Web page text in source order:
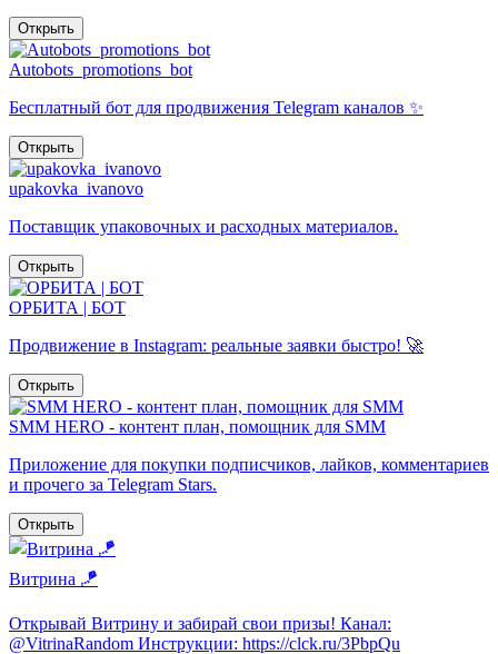
Открыть
Autobots_promotions_bot
Бесплатный бот для продвижения Telegram каналов ✨
Открыть
upakovka_ivanovo
Поставщик упаковочных и расходных материалов.
Открыть
ОРБИТА | БОТ
Продвижение в Instagram: реальные заявки быстро! 🚀
Открыть
SMM HERO - контент план, помощник для SMM
Приложение для покупки подписчиков, лайков, комментариев
и прочего за Telegram Stars.
Открыть
Витрина 🪁
Открывай Витрину и забирай свои призы! Канал:
@VitrinaRandom Инструкции: https://clck.ru/3PbpQu